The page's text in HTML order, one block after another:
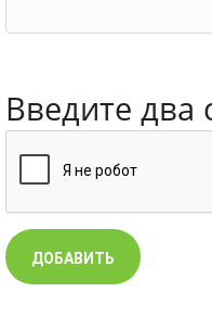
Введите два